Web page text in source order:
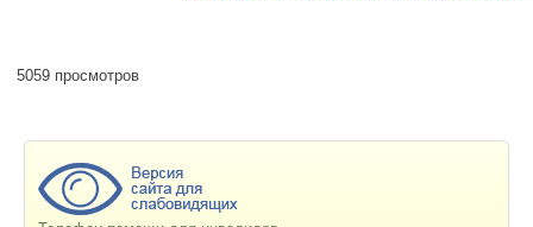
5059 просмотров